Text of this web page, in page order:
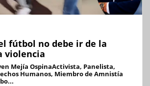
fútbol no debe ir de la
violencia
Mejía OspinaActivista, Panelista,
Humanos, Miembro de Amnistía